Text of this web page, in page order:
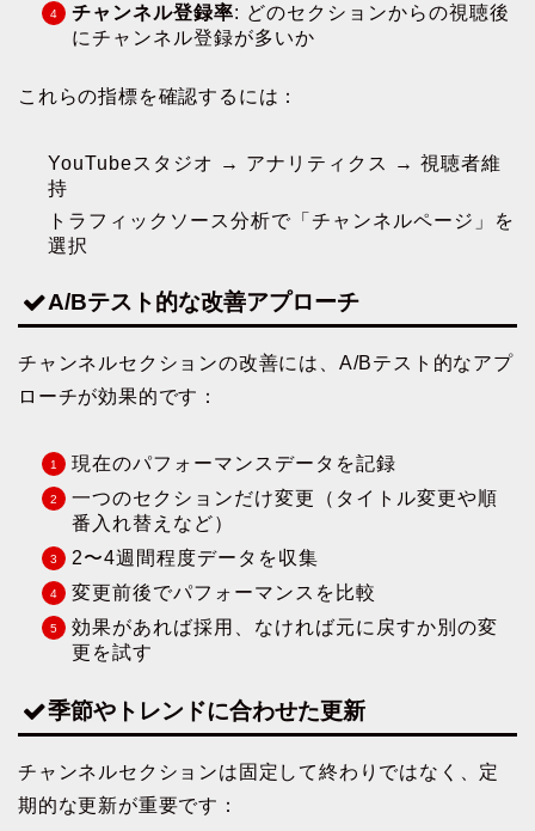
チャンネル登録率: どのセクションからの視聴後
にチャンネル登録が多いか
これらの指標を確認するには：
YouTubeスタジオ → アナリティクス → 視聴者維
持
トラフィックソース分析で「チャンネルページ」を
選択
A/Bテスト的な改善アプローチ
チャンネルセクションの改善には、A/Bテスト的なアプ
ローチが効果的です：
現在のパフォーマンスデータを記録
一つのセクションだけ変更（タイトル変更や順
番入れ替えなど）
2〜4週間程度データを収集
変更前後でパフォーマンスを比較
効果があれば採用、なければ元に戻すか別の変
更を試す
季節やトレンドに合わせた更新
チャンネルセクションは固定して終わりではなく、定
期的な更新が重要です：